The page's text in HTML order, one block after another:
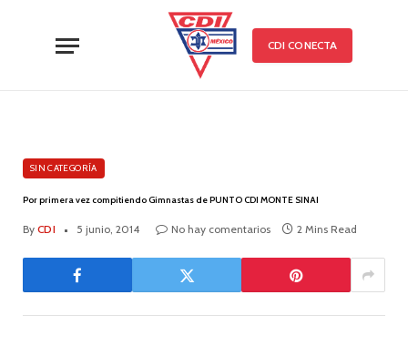
CDI CONECTA
SIN CATEGORÍA
Por primera vez compitiendo Gimnastas de PUNTO CDI MONTE SINAI
By CDI 5 junio, 2014 No hay comentarios 2 Mins Read